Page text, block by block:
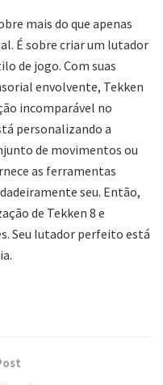
mais do que apenas
É sobre criar um lutador
de jogo. Com suas
envolvente, Tekken
incomparável no
personalizando a
de movimentos ou
as ferramentas
seu. Então,
de Tekken 8 e
Seu lutador perfeito está